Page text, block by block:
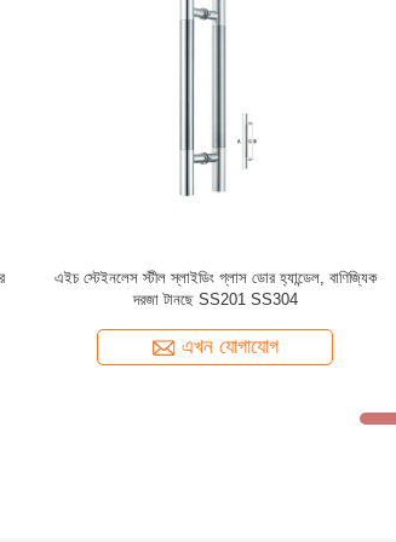
আধুনিক নকশা ইনডোর অ্যালুমিনিয়াম সিঁড়ি Baluster
আলংকারিক অ্যালুমিনিয়াম সিঁড়ি Railing
এখন যোগাযোগ